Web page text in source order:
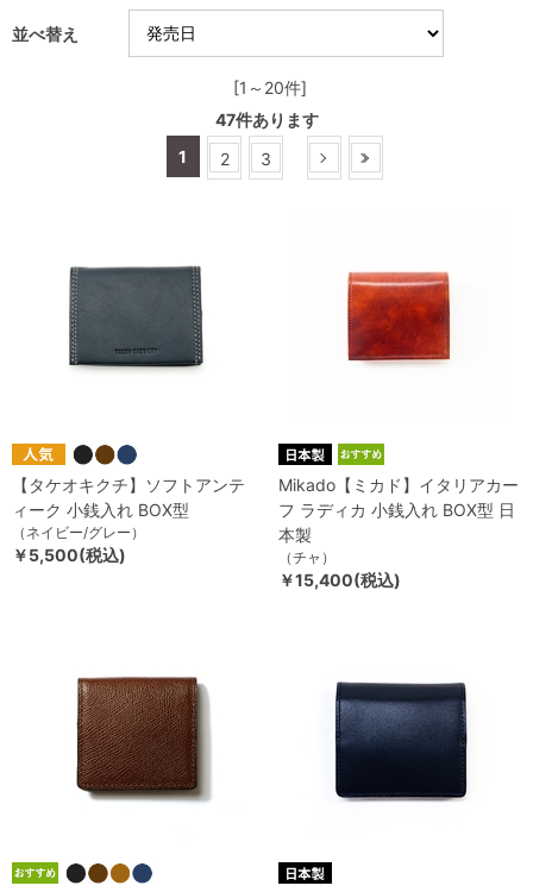
並べ替え
[1～20件]
47件あります
1
2 3
【タケオキクチ】ソフトアンテ
ィーク 小銭入れ BOX型
（ネイビー/グレー）
￥5,500(税込)
Mikado【ミカド】イタリアカー
フ ラディカ 小銭入れ BOX型 日
本製
（チャ）
￥15,400(税込)